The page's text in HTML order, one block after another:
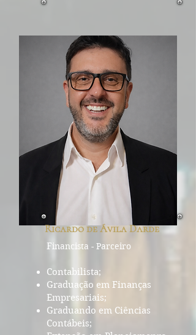
Ricardo de Ávila Darde
Financista - Parceiro
Contabilista;
Graduação em Finanças
Empresariais;
Graduando em Ciências
Contábeis;